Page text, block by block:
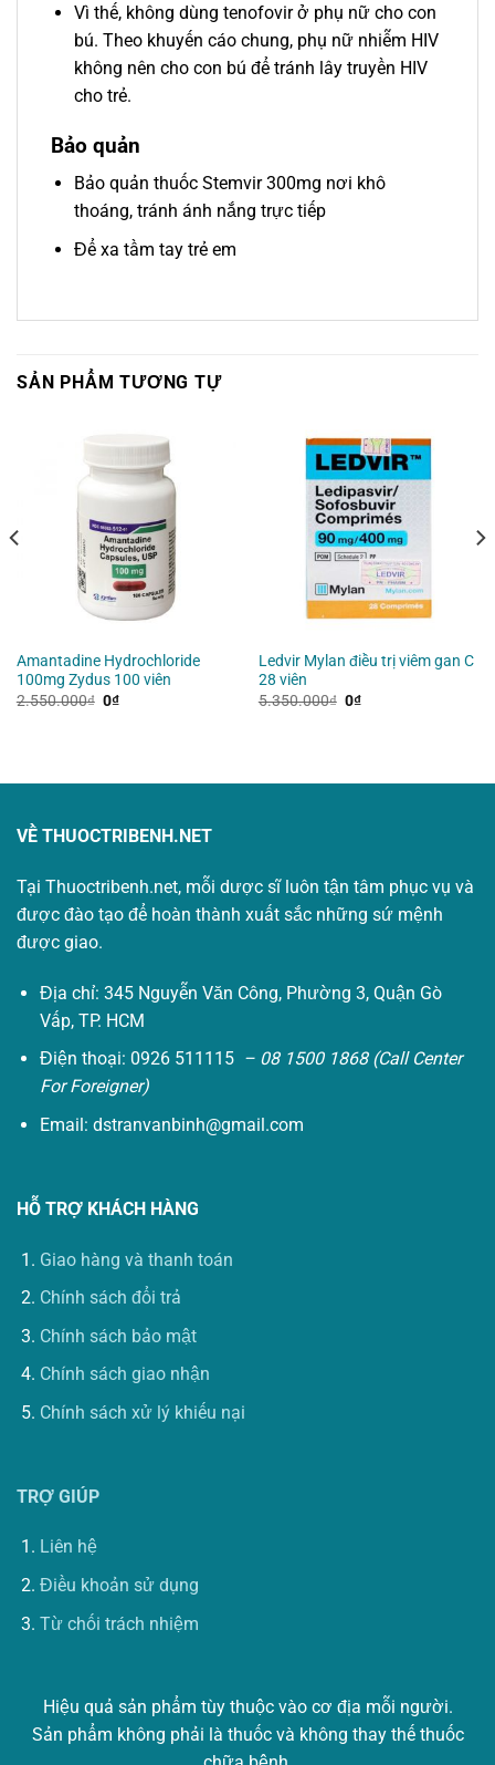
Vì thế, không dùng tenofovir ở phụ nữ cho con
bú. Theo khuyến cáo chung, phụ nữ nhiễm HIV
không nên cho con bú để tránh lây truyền HIV
cho trẻ.
Bảo quản
Bảo quản thuốc Stemvir 300mg nơi khô
thoáng, tránh ánh nắng trực tiếp
Để xa tầm tay trẻ em
SẢN PHẨM TƯƠNG TỰ
Amantadine Hydrochloride
100mg Zydus 100 viên
2.550.000₫ Giá
0₫Giá
Ledvir Mylan điều trị viêm gan C
28 viên
5.350.000₫ Giá
0₫Giá
VỀ THUOCTRIBENH.NET
Tại Thuoctribenh.net, mỗi dược sĩ luôn tận tâm phục vụ và
được đào tạo để hoàn thành xuất sắc những sứ mệnh
được giao.
Địa chỉ: 345 Nguyễn Văn Công, Phường 3, Quận Gò
Vấp, TP. HCM
Điện thoại: 0926 511115 – 08 1500 1868 (Call Center
For Foreigner)
Email: dstranvanbinh@gmail.com
HỖ TRỢ KHÁCH HÀNG
Giao hàng và thanh toán
Chính sách đổi trả
Chính sách bảo mật
Chính sách giao nhận
Chính sách xử lý khiếu nại
TRỢ GIÚP
Liên hệ
Điều khoản sử dụng
Từ chối trách nhiệm
Hiệu quả sản phẩm tùy thuộc vào cơ địa mỗi người.
Sản phẩm không phải là thuốc và không thay thế thuốc